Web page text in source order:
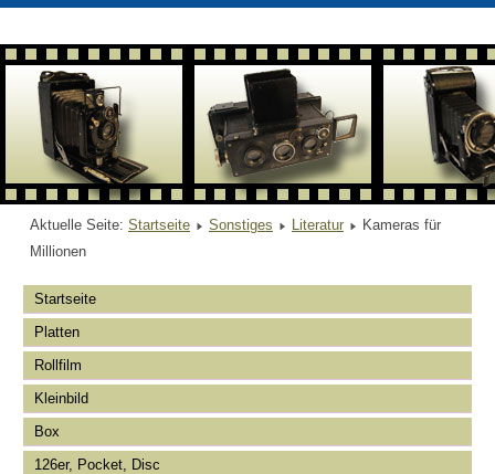
Aktuelle Seite: Startseite Sonstiges Literatur
Kameras für
Millionen
Startseite
Platten
Rollfilm
Kleinbild
Box
126er, Pocket, Disc